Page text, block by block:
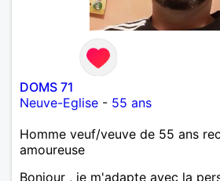
DOMS 71
Neuve-Eglise - 55 ans
Homme veuf/veuve de 55 ans
amoureuse
Bonjour , je m'adapte avec la